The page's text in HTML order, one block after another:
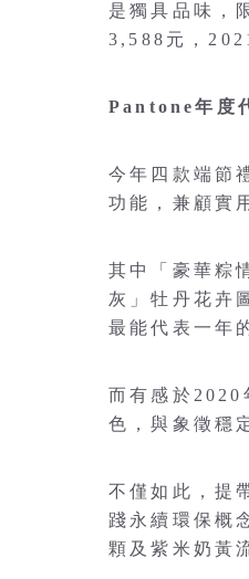
是獨具品味，
3,588元，
Pantone年度
今年四款端節
功能，兼顧實
其中「豪華粽
灰」牡丹花卉
最能代表一年
而有感於2020
色，與象徵穩
不僅如此，提
踐永續環保概
顆及紫米奶黃